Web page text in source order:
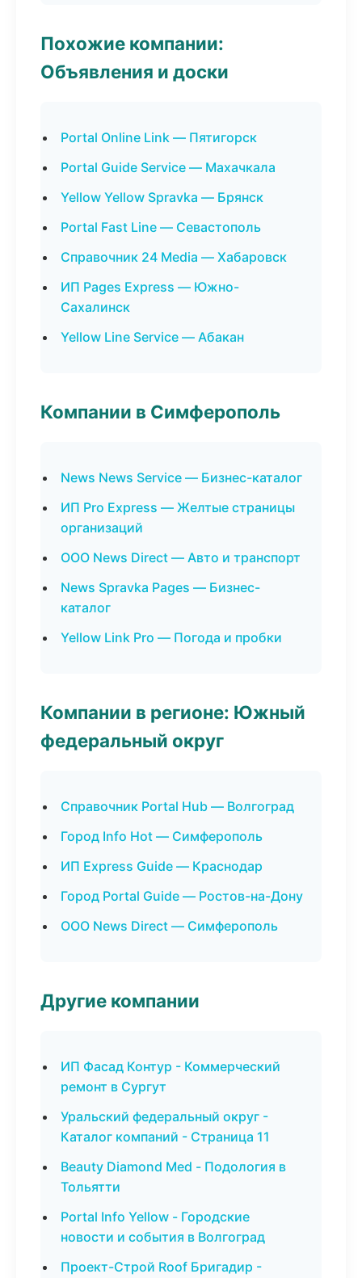
Похожие компании:
Объявления и доски
Portal Online Link — Пятигорск
Portal Guide Service — Махачкала
Yellow Yellow Spravka — Брянск
Portal Fast Line — Севастополь
Справочник 24 Media — Хабаровск
ИП Pages Express — Южно-
Сахалинск
Yellow Line Service — Абакан
Компании в Симферополь
News News Service — Бизнес-каталог
ИП Pro Express — Желтые страницы
организаций
ООО News Direct — Авто и транспорт
News Spravka Pages — Бизнес-
каталог
Yellow Link Pro — Погода и пробки
Компании в регионе: Южный
федеральный округ
Справочник Portal Hub — Волгоград
Город Info Hot — Симферополь
ИП Express Guide — Краснодар
Город Portal Guide — Ростов-на-Дону
ООО News Direct — Симферополь
Другие компании
ИП Фасад Контур - Коммерческий
ремонт в Сургут
Уральский федеральный округ -
Каталог компаний - Страница 11
Beauty Diamond Med - Подология в
Тольятти
Portal Info Yellow - Городские
новости и события в Волгоград
Проект-Строй Roof Бригадир -